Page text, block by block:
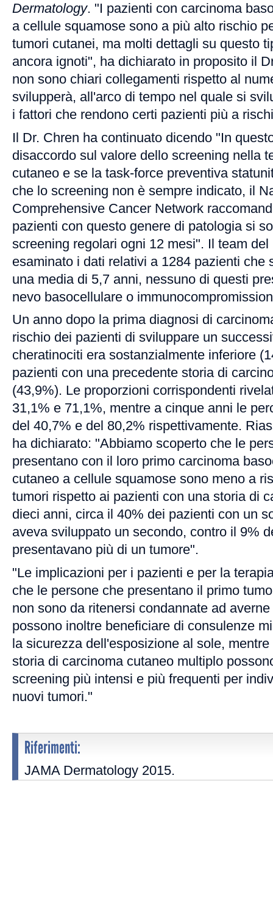
Dermatology. "I pazienti con carcinoma
a cellule squamose sono a più alto rischio
tumori cutanei, ma molti dettagli su questo
ancora ignoti", ha dichiarato in proposito il
non sono chiari collegamenti rispetto al
svilupperà, all'arco di tempo nel quale si
i fattori che rendono certi pazienti più a
Il Dr. Chren ha continuato dicendo "In
disaccordo sul valore dello screening nella
cutaneo e se la task-force preventiva
che lo screening non è sempre indicato, il
Comprehensive Cancer Network
pazienti con questo genere di patologia si
screening regolari ogni 12 mesi". Il team del
esaminato i dati relativi a 1284 pazienti che
una media di 5,7 anni, nessuno di questi
nevo basocellulare o
Un anno dopo la prima diagnosi di
rischio dei pazienti di sviluppare un
cheratinociti era sostanzialmente inferiore
pazienti con una precedente storia di
(43,9%). Le proporzioni corrispondenti
31,1% e 71,1%, mentre a cinque anni le
del 40,7% e del 80,2% rispettivamente.
ha dichiarato: "Abbiamo scoperto che le
presentano con il loro primo carcinoma
cutaneo a cellule squamose sono meno a
tumori rispetto ai pazienti con una storia di
dieci anni, circa il 40% dei pazienti con un
aveva sviluppato un secondo, contro il 9%
presentavano più di un tumore".
"Le implicazioni per i pazienti e per la
che le persone che presentano il primo
non sono da ritenersi condannate ad
possono inoltre beneficiare di consulenze
la sicurezza dell'esposizione al sole,
storia di carcinoma cutaneo multiplo
screening più intensi e più frequenti per
nuovi tumori."
Riferimenti:
JAMA Dermatology 2015.